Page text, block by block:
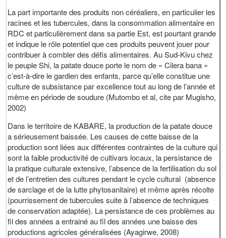
La part importante des produits non céréaliers, en particulier les
racines et les tubercules, dans la consommation alimentaire en
RDC et particulièrement dans sa partie Est, est pourtant grande
et indique le rôle potentiel que ces produits peuvent jouer pour
contribuer à combler des défis alimentaires. Au Sud-Kivu chez
le peuple Shi, la patate douce porte le nom de « Cilera bana »
c’est-à-dire le gardien des enfants, parce qu’elle constitue une
culture de subsistance par excellence tout au long de l’année et
même en période de soudure (Mutombo et al, cite par Mugisho,
2002)
Dans le territoire de KABARE, la production de la patate douce
a sérieusement baissée. Les causes de cette baisse de la
production sont liées aux différentes contraintes de la culture qui
sont la faible productivité de cultivars locaux, la persistance de
la pratique culturale extensive, l’absence de la fertilisation du sol
et de l’entretien des cultures pendant le cycle cultural (absence
de sarclage et de la lutte phytosanitaire) et même après récolte
(pourrissement de tubercules suite à l’absence de techniques
de conservation adaptée). La persistance de ces problèmes au
fil des années a entrainé au fil des années une baisse des
productions agricoles généralisées (Ayagirwe, 2008)